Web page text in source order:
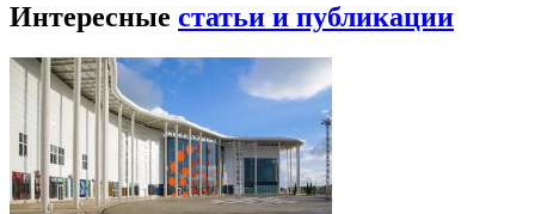
Интересные статьи и публикации